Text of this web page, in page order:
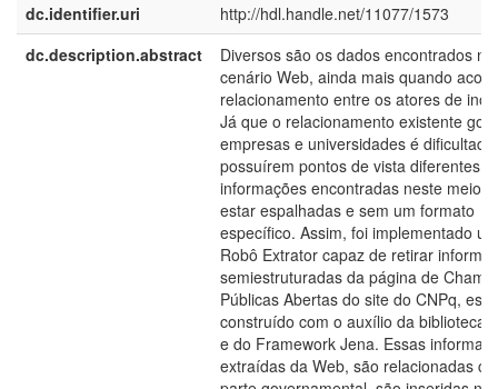
dc.identifier.uri
http://hdl.handle.net/11077/1573
dc.description.abstract
Diversos são os dados encontrados no
cenário Web, ainda mais quando
relacionamento entre os atores de
Já que o relacionamento existente
empresas e universidades é
possuírem pontos de vista diferentes e
informações encontradas neste meio
estar espalhadas e sem um formato
específico. Assim, foi implementado um
Robô Extrator capaz de retirar
semiestruturadas da página de
Públicas Abertas do site do CNPq,
construído com o auxílio da biblioteca
e do Framework Jena. Essas
extraídas da Web, são relacionadas